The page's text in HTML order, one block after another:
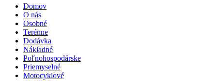
Domov
O nás
Osobné
Terénne
Dodávka
Nákladné
Poľnohospodárske
Priemyselné
Motocyklové